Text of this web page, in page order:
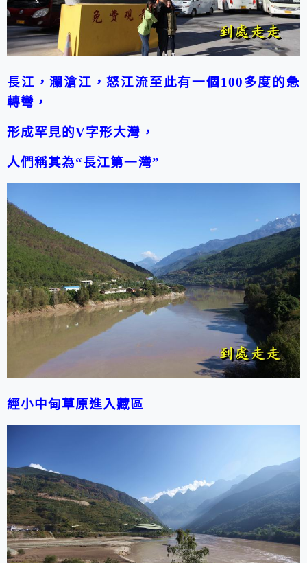
長江，瀾滄江，怒江流至此有一個 100多度的急
轉彎，
形成罕見的V字形大灣，
人們稱其為“長江第一灣”
經小中甸草原進入藏區